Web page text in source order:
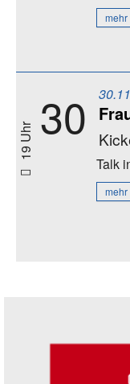
mehr
19 Uhr 30
Talk
mehr